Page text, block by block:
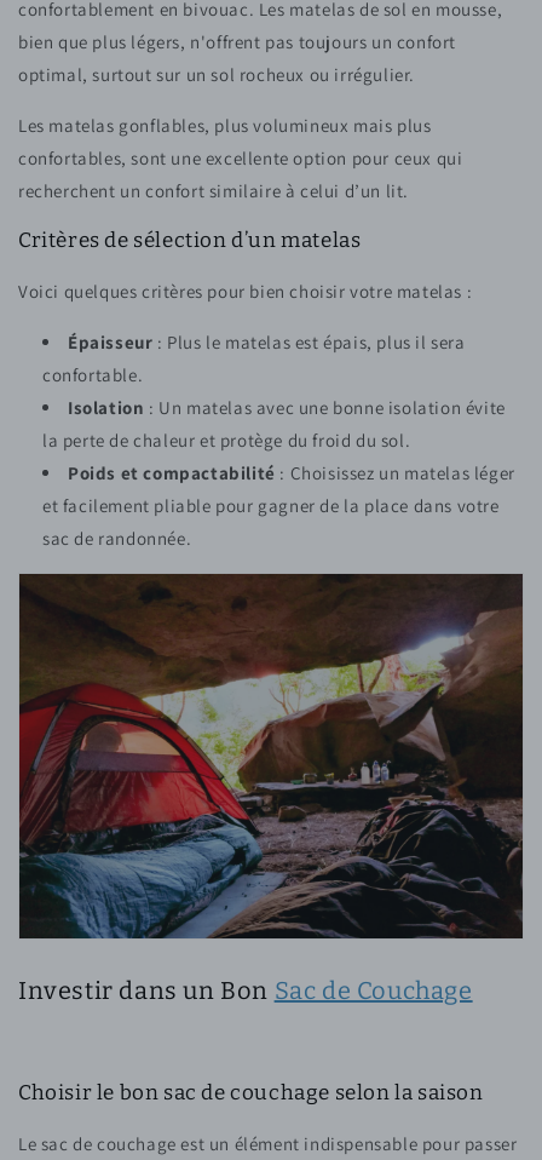
confortablement en bivouac. Les matelas de sol en mousse,
bien que plus légers, n'offrent pas toujours un confort
optimal, surtout sur un sol rocheux ou irrégulier.
Les matelas gonflables, plus volumineux mais plus
confortables, sont une excellente option pour ceux qui
recherchent un confort similaire à celui d’un lit.
Critères de sélection d’un matelas
Voici quelques critères pour bien choisir votre matelas :
Épaisseur : Plus le matelas est épais, plus il sera
confortable.
Isolation : Un matelas avec une bonne isolation évite
la perte de chaleur et protège du froid du sol.
Poids et compactabilité : Choisissez un matelas léger
et facilement pliable pour gagner de la place dans votre
sac de randonnée.
Investir dans un Bon Sac de Couchage
Choisir le bon sac de couchage selon la saison
Le sac de couchage est un élément indispensable pour passer